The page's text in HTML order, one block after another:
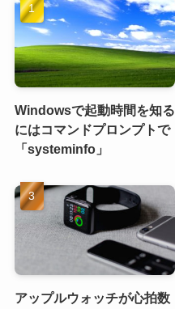
Windowsで起動時間を知る
にはコマンドプロンプトで
「systeminfo」
アップルウォッチが心拍数